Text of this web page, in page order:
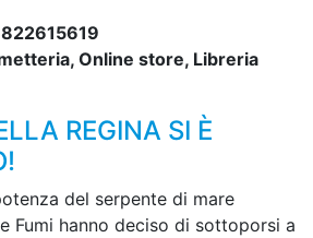
Online store, Libreria
REGINA SI È
del serpente di mare
Fumi hanno deciso di sottoporsi a